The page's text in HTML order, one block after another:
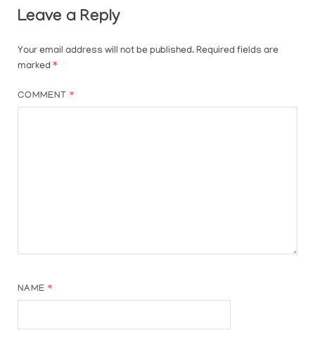
Leave a Reply
Your email address will not be published. Required fields are
marked *
COMMENT*
NAME*